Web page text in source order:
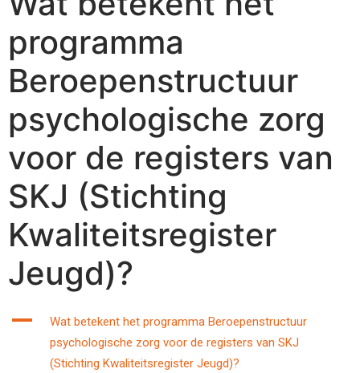
programma
Beroepenstructuur
psychologische zorg
voor de registers van
SKJ (Stichting
Kwaliteitsregister
Jeugd)?
A
Wat betekent het programma Beroepenstructuur
psychologische zorg voor de registers van SKJ
(Stichting Kwaliteitsregister Jeugd)?